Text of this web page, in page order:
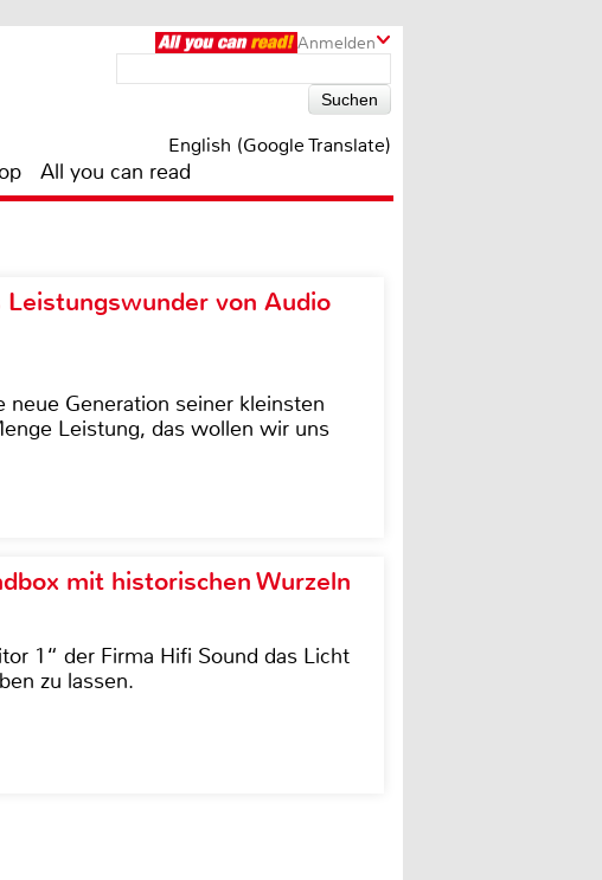
Anmelden
English (Google Translate)
All you can read
von Audio
Generation seiner kleinsten
Leistung, das wollen wir uns
mit historischen Wurzeln
1“ der Firma Hifi Sound das Licht
zu lassen.